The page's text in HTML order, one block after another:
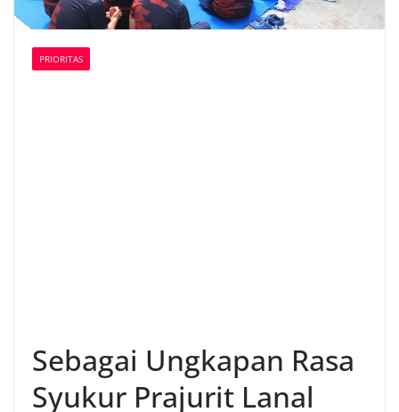
PRIORITAS
Sebagai Ungkapan Rasa
Syukur Prajurit Lanal